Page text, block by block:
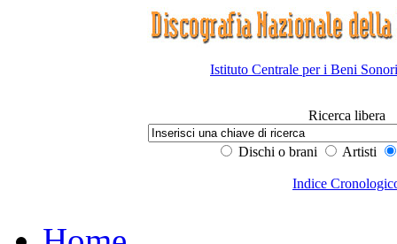
Istituto Centrale per i Beni
Ricerca libera
Dischi o brani Artisti
Indice